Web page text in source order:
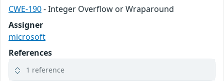
CWE-190- Integer Overflow or Wraparound
Assigner
microsoft
References
1 reference